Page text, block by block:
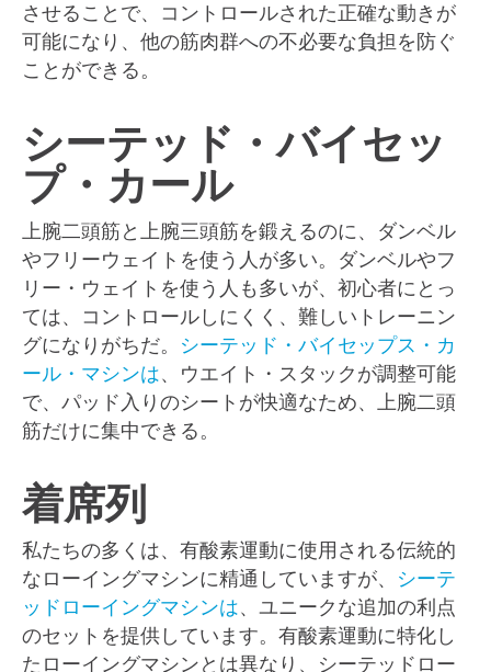
させることで、コントロールされた正確な動きが
可能になり、他の筋肉群への不必要な負担を防ぐ
ことができる。
シーテッド・バイセッ
プ・カール
上腕二頭筋と上腕三頭筋を鍛えるのに、ダンベル
やフリーウェイトを使う人が多い。ダンベルやフ
リー・ウェイトを使う人も多いが、初心者にとっ
ては、コントロールしにくく、難しいトレーニン
グになりがちだ。 シーテッド・バイセップス・カ
ール・マシンは、ウエイト・スタックが調整可能
で、パッド入りのシートが快適なため、上腕二頭
筋だけに集中できる。
着席列
私たちの多くは、有酸素運動に使用される伝統的
なローイングマシンに精通していますが、 シーテ
ッドローイングマシンは、ユニークな追加の利点
のセットを提供しています。有酸素運動に特化し
たローイングマシンとは異なり、シーテッドロー